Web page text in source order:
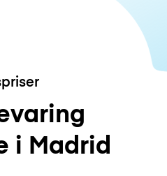
i Madrid